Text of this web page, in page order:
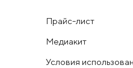
Прайс-лист
Медиакит
Условия